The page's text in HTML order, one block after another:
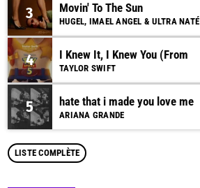
3 Movin' To The Sun
HUGEL, IMAEL ANGEL & ULTRA NATÉ
4 I Knew It, I Knew You (From
TAYLOR SWIFT
5 hate that i made you love me
ARIANA GRANDE
LISTE COMPLÈTE